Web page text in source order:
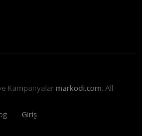
Kampanyalar markodi.com. All
Giriş